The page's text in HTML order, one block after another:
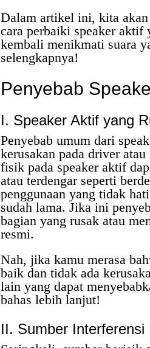
Dalam artikel ini, kita akan
cara perbaiki speaker aktif
kembali menikmati suara
selengkapnya!
Penyebab
I. Speaker Aktif yang
Penyebab umum dari
kerusakan pada driver
fisik pada speaker aktif
atau terdengar seperti
penggunaan yang tidak
sudah lama. Jika ini
bagian yang rusak atau
resmi.
Nah, jika kamu merasa
baik dan tidak ada
lain yang dapat
bahas lebih lanjut!
II. Sumber Interferensi